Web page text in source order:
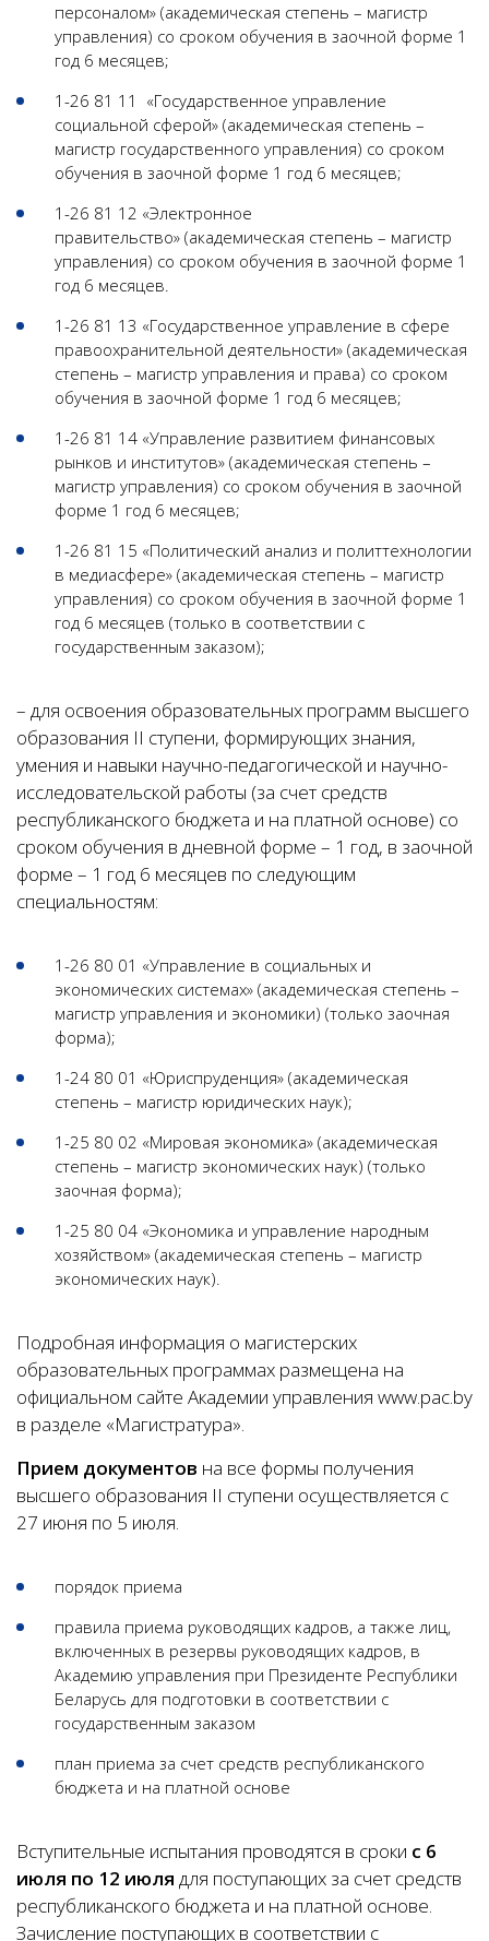
персоналом» (академическая степень – магистр
управления) со сроком обучения в заочной форме 1
год 6 месяцев;
1-26 81 11 «Государственное управление
социальной сферой» (академическая степень –
магистр государственного управления) со сроком
обучения в заочной форме 1 год 6 месяцев;
1-26 81 12 «Электронное
правительство» (академическая степень – магистр
управления) со сроком обучения в заочной форме 1
год 6 месяцев.
1-26 81 13 «Государственное управление в сфере
правоохранительной деятельности» (академическая
степень – магистр управления и права) со сроком
обучения в заочной форме 1 год 6 месяцев;
1-26 81 14 «Управление развитием финансовых
рынков и институтов» (академическая степень –
магистр управления) со сроком обучения в заочной
форме 1 год 6 месяцев;
1-26 81 15 «Политический анализ и политтехнологии
в медиасфере» (академическая степень – магистр
управления) со сроком обучения в заочной форме 1
год 6 месяцев (только в соответствии с
государственным заказом);
– для освоения образовательных программ высшего
образования II ступени, формирующих знания,
умения и навыки научно-педагогической и научно-
исследовательской работы (за счет средств
республиканского бюджета и на платной основе) со
сроком обучения в дневной форме – 1 год, в заочной
форме – 1 год 6 месяцев по следующим
специальностям:
1-26 80 01 «Управление в социальных и
экономических системах» (академическая степень –
магистр управления и экономики) (только заочная
форма);
1-24 80 01 «Юриспруденция» (академическая
степень – магистр юридических наук);
1-25 80 02 «Мировая экономика» (академическая
степень – магистр экономических наук) (только
заочная форма);
1-25 80 04 «Экономика и управление народным
хозяйством» (академическая степень – магистр
экономических наук).
Подробная информация о магистерских
образовательных программах размещена на
официальном сайте Академии управления www.pac.by
в разделе «Магистратура».
Прием документов на все формы получения
высшего образования II ступени осуществляется с
27 июня по 5 июля.
порядок приема
правила приема руководящих кадров, а также лиц,
включенных в резервы руководящих кадров, в
Академию управления при Президенте Республики
Беларусь для подготовки в соответствии с
государственным заказом
план приема за счет средств республиканского
бюджета и на платной основе
Вступительные испытания проводятся в сроки с 6
июля по 12 июля для поступающих за счет средств
республиканского бюджета и на платной основе.
Зачисление поступающих в соответствии с